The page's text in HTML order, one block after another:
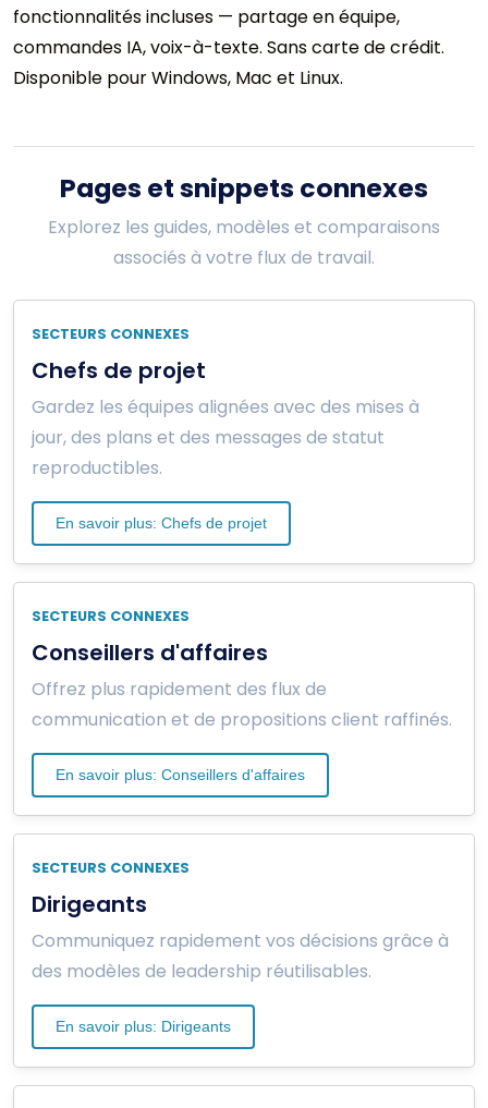
fonctionnalités incluses — partage en équipe,
commandes IA, voix-à-texte. Sans carte de crédit.
Disponible pour Windows, Mac et Linux.
Pages et snippets connexes
Explorez les guides, modèles et comparaisons
associés à votre flux de travail.
SECTEURS CONNEXES
Chefs de projet
Gardez les équipes alignées avec des mises à
jour, des plans et des messages de statut
reproductibles.
En savoir plus: Chefs de projet
SECTEURS CONNEXES
Conseillers d'affaires
Offrez plus rapidement des flux de
communication et de propositions client raffinés.
En savoir plus: Conseillers d'affaires
SECTEURS CONNEXES
Dirigeants
Communiquez rapidement vos décisions grâce à
des modèles de leadership réutilisables.
En savoir plus: Dirigeants